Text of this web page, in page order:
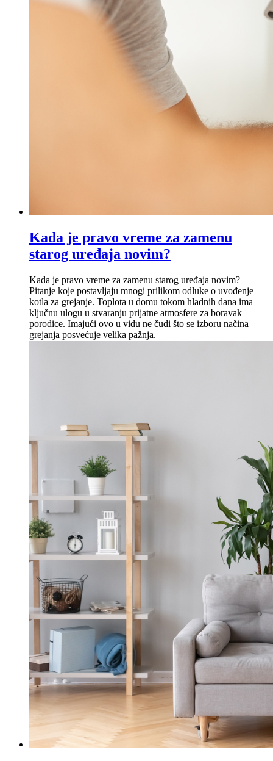
Kada je pravo vreme za zamenu
starog uređaja novim?
Kada je pravo vreme za zamenu starog uređaja novim?
Pitanje koje postavljaju mnogi prilikom odluke o uvođenje
kotla za grejanje. Toplota u domu tokom hladnih dana ima
ključnu ulogu u stvaranju prijatne atmosfere za boravak
porodice. Imajući ovo u vidu ne čudi što se izboru načina
grejanja posvećuje velika pažnja.